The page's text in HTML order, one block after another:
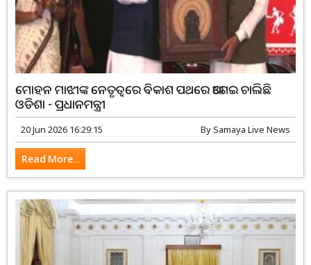
ମୋହନ ମାଝୀଙ୍କ ନେତୃତ୍ୱରେ ବିକାଶ ପଥରେ ଆଗେଇ ଚାଲିଛି
ଓଡିଶା - ପ୍ରଧାନମନ୍ତ୍ରୀ
20 Jun 2026 16:29:15 BySamaya Live News
Read More...